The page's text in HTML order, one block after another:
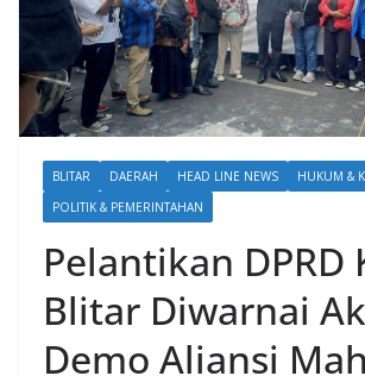
BLITAR DAERAH HEAD LINE NEWS
HUKUM &
POLITIK & PEMERINTAHAN
Pelantikan DPRD
Blitar Diwarnai
Demo Aliansi